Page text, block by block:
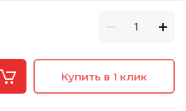
Купить в 1 клик